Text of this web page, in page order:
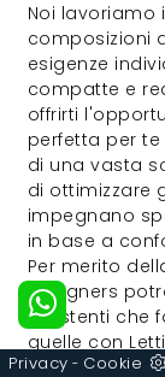
Noi lavoriamo
composizioni
esigenze
compatte e
offrirti
perfetta per
di una vasta
di ottimizzare
impegnano
in base a
Per merito
designers
resistenti che
quelle con Letti
Privacy - Cookie